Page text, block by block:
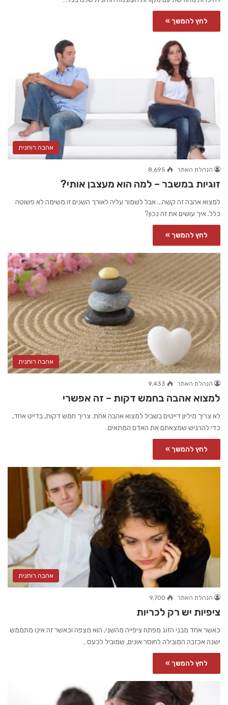
לחץ להמשך »
אהבה רוחנית
הנהלת האתר 8,695
זוגיות במשבר – למה הוא מעצבן אותי?
למצוא אהבה זה קשה... אבל לשמור עליה לאורך השנים זו משימה לא פשוטה
כלל. איך עושים את זה נכון?
לחץ להמשך »
אהבה רוחנית
הנהלת האתר 9,433
למצוא אהבה בחמש דקות – זה אפשרי
לא צריך מיליון דייטים בשביל למצוא אהבה אחת. צריך חמש דקות, בדייט אחד,
כדי להרגיש שמצאתם את האדם המתאים.
לחץ להמשך »
אהבה רוחנית
הנהלת האתר 9,700
ציפיות יש רק לכריות
כאשר אחד מבני הזוג מפתח ציפייה מהשני, הוא מצפה וכאשר זה אינו מתממש
ישנה אכזבה המובילה לחוסר אונים, שמוביל לכעס…
לחץ להמשך »